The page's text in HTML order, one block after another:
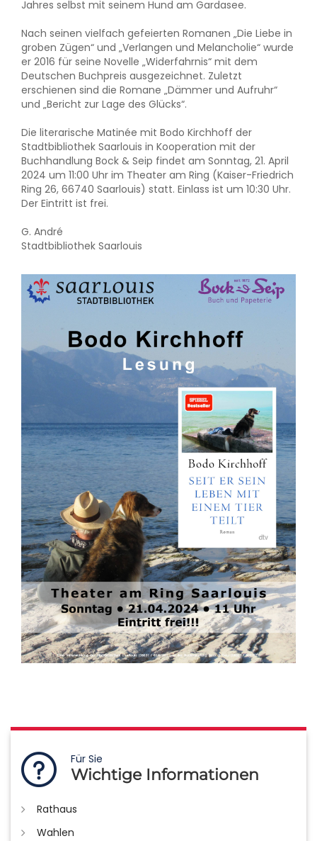
Jahres selbst mit seinem Hund am Gardasee.
Nach seinen vielfach gefeierten Romanen „Die Liebe in
groben Zügen“ und „Verlangen und Melancholie“ wurde
er 2016 für seine Novelle „Widerfahrnis“ mit dem
Deutschen Buchpreis ausgezeichnet. Zuletzt
erschienen sind die Romane „Dämmer und Aufruhr“
und „Bericht zur Lage des Glücks“.
Die literarische Matinée mit Bodo Kirchhoff der
Stadtbibliothek Saarlouis in Kooperation mit der
Buchhandlung Bock & Seip findet am Sonntag, 21. April
2024 um 11:00 Uhr im Theater am Ring (Kaiser-Friedrich
Ring 26, 66740 Saarlouis) statt. Einlass ist um 10:30 Uhr.
Der Eintritt ist frei.
G. André
Stadtbibliothek Saarlouis
Für Sie
Wichtige Informationen
Rathaus
Wahlen